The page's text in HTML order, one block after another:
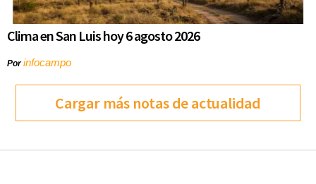
Clima en San Luis hoy 6 agosto 2026
Porinfocampo
Cargar más notas de actualidad